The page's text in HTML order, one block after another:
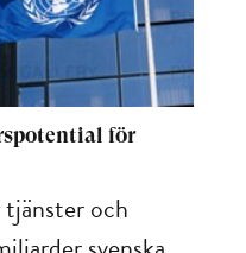
för
tjänster och